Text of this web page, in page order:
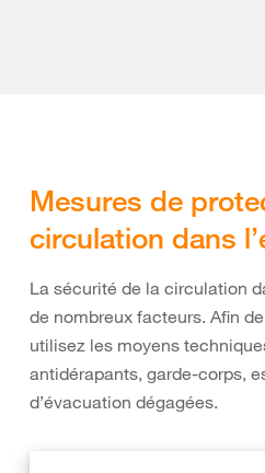
Mesures de
circulation dans
La sécurité de la circulation
de nombreux facteurs. Afin
utilisez les moyens
antidérapants, garde-corps,
d’évacuation dégagées.